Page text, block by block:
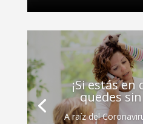
¡Si estás en
quedes
A raíz del